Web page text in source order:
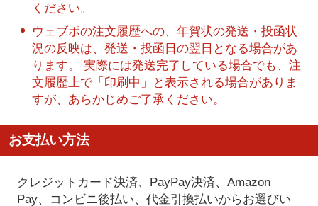
ください。
ウェブポの注文履歴への、年賀状の発送・投函状
況の反映は、発送・投函日の翌日となる場合があ
ります。 実際には発送完了している場合でも、注
文履歴上で「印刷中」と表示される場合がありま
すが、あらかじめご了承ください。
お支払い方法
クレジットカード決済、PayPay決済、Amazon
Pay、コンビニ後払い、代金引換払いからお選びい